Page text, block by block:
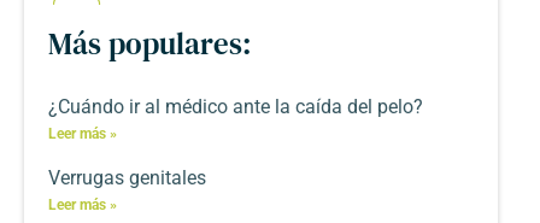
Más populares:
¿Cuándo ir al médico ante la caída del pelo?
Leer más »
Verrugas genitales
Leer más »